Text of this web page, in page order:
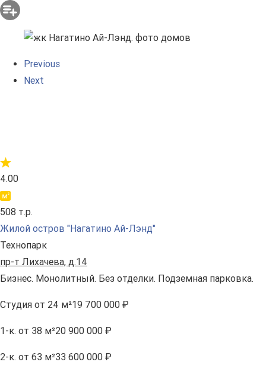
Previous
Next
4.00
508 т.р.
Жилой остров "Нагатино Ай-Лэнд"
Технопарк
пр-т Лихачева, д.14
Бизнес. Монолитный. Без отделки. Подземная парковка.
Студия от 24 м²19 700 000 ₽
1-к. от 38 м²20 900 000 ₽
2-к. от 63 м²33 600 000 ₽